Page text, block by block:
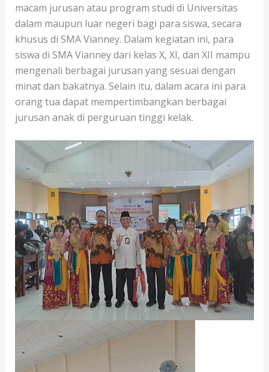
macam jurusan atau program studi di Universitas
dalam maupun luar negeri bagi para siswa, secara
khusus di SMA Vianney. Dalam kegiatan ini, para
siswa di SMA Vianney dari kelas X, XI, dan XII mampu
mengenali berbagai jurusan yang sesuai dengan
minat dan bakatnya. Selain itu, dalam acara ini para
orang tua dapat mempertimbangkan berbagai
jurusan anak di perguruan tinggi kelak.